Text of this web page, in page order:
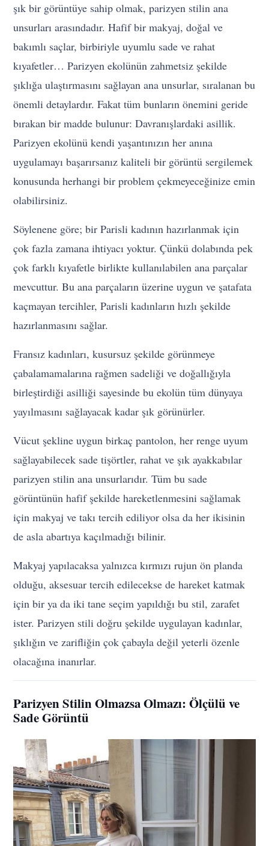
şık bir görüntüye sahip olmak, parizyen stilin ana
unsurları arasındadır. Hafif bir makyaj, doğal ve
bakımlı saçlar, birbiriyle uyumlu sade ve rahat
kıyafetler… Parizyen ekolünün zahmetsiz şekilde
şıklığa ulaştırmasını sağlayan ana unsurlar, sıralanan bu
önemli detaylardır. Fakat tüm bunların önemini geride
bırakan bir madde bulunur: Davranışlardaki asillik.
Parizyen ekolünü kendi yaşantınızın her anına
uygulamayı başarırsanız kaliteli bir görüntü sergilemek
konusunda herhangi bir problem çekmeyeceğinize emin
olabilirsiniz.
Söylenene göre; bir Parisli kadının hazırlanmak için
çok fazla zamana ihtiyacı yoktur. Çünkü dolabında pek
çok farklı kıyafetle birlikte kullanılabilen ana parçalar
mevcuttur. Bu ana parçaların üzerine uygun ve şatafata
kaçmayan tercihler, Parisli kadınların hızlı şekilde
hazırlanmasını sağlar.
Fransız kadınları, kusursuz şekilde görünmeye
çabalamamalarına rağmen sadeliği ve doğallığıyla
birleştirdiği asilliği sayesinde bu ekolün tüm dünyaya
yayılmasını sağlayacak kadar şık görünürler.
Vücut şekline uygun birkaç pantolon, her renge uyum
sağlayabilecek sade tişörtler, rahat ve şık ayakkabılar
parizyen stilin ana unsurlarıdır. Tüm bu sade
görüntünün hafif şekilde hareketlenmesini sağlamak
için makyaj ve takı tercih ediliyor olsa da her ikisinin
de asla abartıya kaçılmadığı bilinir.
Makyaj yapılacaksa yalnızca kırmızı rujun ön planda
olduğu, aksesuar tercih edilecekse de hareket katmak
için bir ya da iki tane seçim yapıldığı bu stil, zarafet
ister. Parizyen stili doğru şekilde uygulayan kadınlar,
şıklığın ve zarifliğin çok çabayla değil yeterli özenle
olacağına inanırlar.
Parizyen Stilin Olmazsa Olmazı: Ölçülü ve
Sade Görüntü